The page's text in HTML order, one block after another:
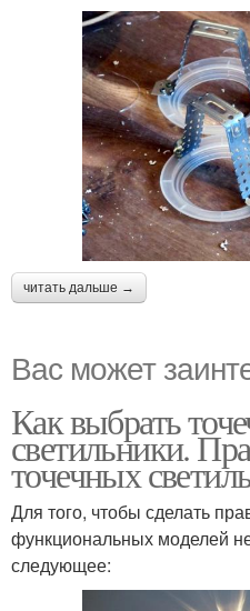
читать дальше →
Вас может
Как выбрать
светильники.
точечных
Для того, чтобы сделать
функциональных моделей
следующее: